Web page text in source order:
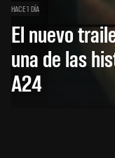
HACE 1 DÍA
El nuevo
una de las
A24